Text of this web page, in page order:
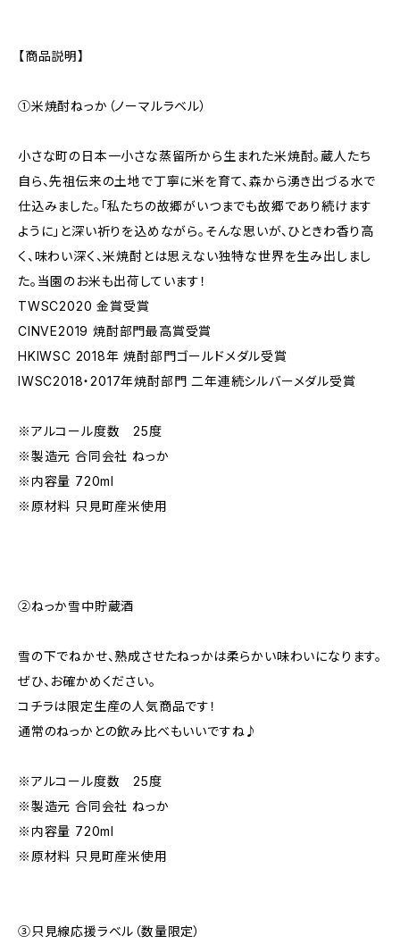
【商品説明】
①米焼酎ねっか（ノーマルラベル）
小さな町の日本一小さな蒸留所から生まれた米焼酎。蔵人たち
自ら、先祖伝来の土地で丁寧に米を育て、森から湧き出づる水で
仕込みました。「私たちの故郷がいつまでも故郷であり続けます
ように」と深い祈りを込めながら。そんな思いが、ひときわ香り高
く、味わい深く、米焼酎とは思えない独特な世界を生み出しまし
た。当園のお米も出荷しています！
TWSC2020 金賞受賞
CINVE2019 焼酎部門最高賞受賞
HKIWSC 2018年 焼酎部門ゴールドメダル受賞
IWSC2018・2017年焼酎部門 二年連続シルバーメダル受賞
※アルコール度数 25度
※製造元 合同会社 ねっか
※内容量 720ml
※原材料 只見町産米使用
②ねっか雪中貯蔵酒
雪の下でねかせ、熟成させたねっかは柔らかい味わいになります。
ぜひ、お確かめください。
コチラは限定生産の人気商品です！
通常のねっかとの飲み比べもいいですね♪
※アルコール度数 25度
※製造元 合同会社 ねっか
※内容量 720ml
※原材料 只見町産米使用
③只見線応援ラベル（数量限定）